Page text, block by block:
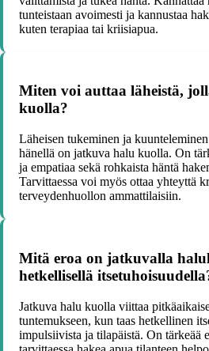
tunteistaan avoimesti ja kannustaa
kuten terapiaa tai kriisiapua.
Miten voi auttaa läheistä,
kuolla?
Läheisen tukeminen ja
hänellä on jatkuva halu kuolla. On
ja empatiaa sekä rohkaista häntä
Tarvittaessa voi myös ottaa yhteyttä
terveydenhuollon ammattilaisiin.
Mitä eroa on jatkuvalla
hetkellisellä
Jatkuva halu kuolla viittaa
tuntemukseen, kun taas hetkellinen
impulsiivista ja tilapäistä. On tärkeää